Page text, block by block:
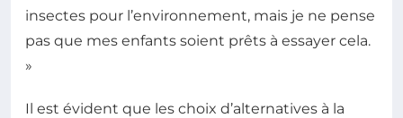
insectes pour l’environnement, mais je ne pense
pas que mes enfants soient prêts à essayer cela.
»
Il est évident que les choix d’alternatives à la